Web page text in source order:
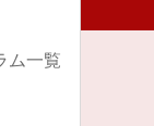
ム一覧